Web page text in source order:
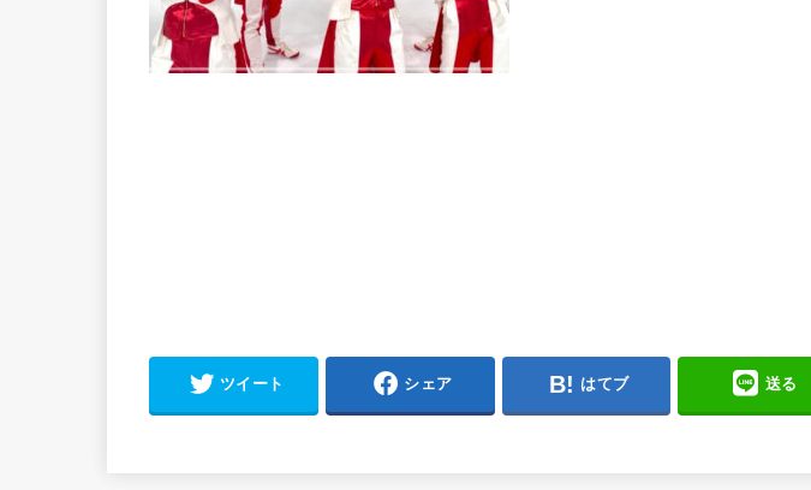
ツイート シェア はてブ 送る